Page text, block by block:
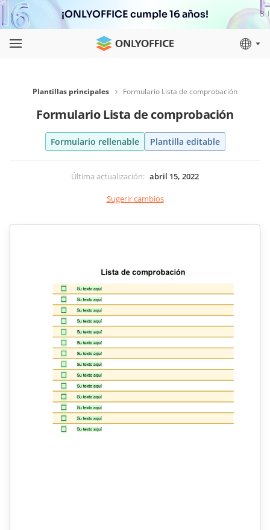
¡ONLYOFFICE cumple 16 años!
Plantillas principales Formulario Lista de comprobación
Formulario Lista de comprobación
Formulario rellenable Plantilla editable
Última actualización: abril 15, 2022
Sugerir cambios